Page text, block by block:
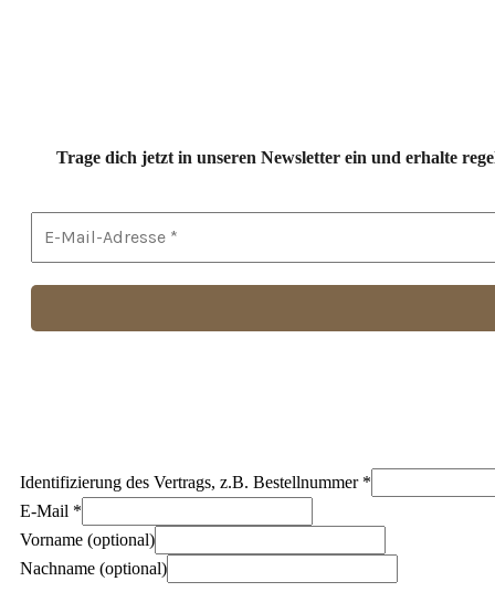
Trage dich jetzt in unseren Newsletter ein und erhalte
Identifizierung des Vertrags, z.B. Bestellnummer *
E-Mail *
E-
Mail
(wiederholen)*
Vorname (optional)
Nachname (optional)